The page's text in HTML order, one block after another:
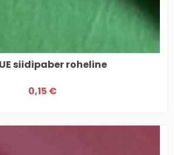
siidipaber roheline
0,15 €